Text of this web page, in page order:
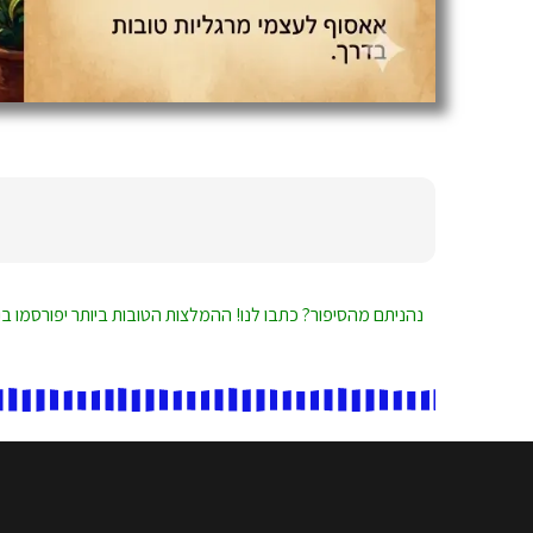
נהניתם מהסיפור? כתבו לנו! ההמלצות הטובות ביותר יפורסמו